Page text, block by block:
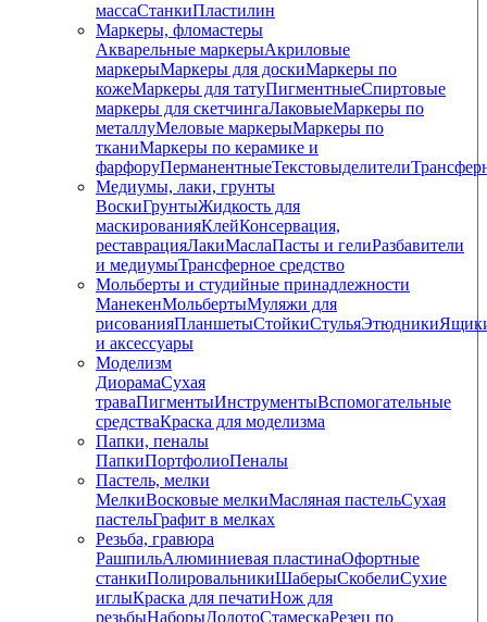
массаСтанкиПластилин
Маркеры, фломастеры
Акварельные маркерыАкриловые
маркерыМаркеры для доскиМаркеры по
кожеМаркеры для татуПигментныеCпиртовые
маркеры для скетчингаЛаковыеМаркеры по
металлуМеловые маркерыМаркеры по
тканиМаркеры по керамике и
фарфоруПерманентныеТекстовыделители
Медиумы, лаки, грунты
ВоскиГрунтыЖидкость для
маскированияКлейКонсервация,
реставрацияЛакиМаслаПасты и гелиРазбавители
и медиумыТрансферное средство
Мольберты и студийные принадлежности
МанекенМольбертыМуляжи для
рисованияПланшетыСтойкиСтульяЭтюдники
и аксессуары
Моделизм
ДиорамаСухая
траваПигментыИнструментыВспомогательные
средстваКраска для моделизма
Папки, пеналы
ПапкиПортфолиоПеналы
Пастель, мелки
МелкиВосковые мелкиМасляная пастельСухая
пастельГрафит в мелках
Резьба, гравюра
РашпильАлюминиевая пластинаОфортные
станкиПолировальникиШаберыСкобелиСухие
иглыКраска для печатиНож для
резьбыНаборыДолотоСтамескаРезец по